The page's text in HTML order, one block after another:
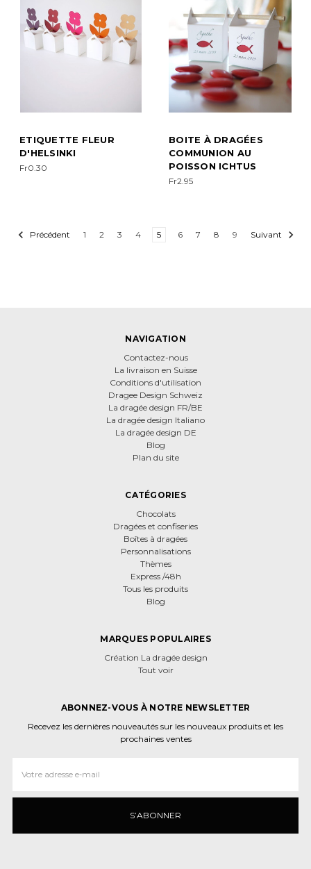
ETIQUETTE FLEUR
D'HELSINKI
Fr0.30
BOITE À DRAGÉES
COMMUNION AU
POISSON ICHTUS
Fr2.95
Précédent 1 2 3 4 5 6 7 8 9 Suivant
NAVIGATION
Contactez-nous
La livraison en Suisse
Conditions d'utilisation
Dragee Design Schweiz
La dragée design FR/BE
La dragée design Italiano
La dragée design DE
Blog
Plan du site
CATÉGORIES
Chocolats
Dragées et confiseries
Boîtes à dragées
Personnalisations
Thèmes
Express /48h
Tous les produits
Blog
MARQUES POPULAIRES
Création La dragée design
Tout voir
ABONNEZ-VOUS À NOTRE NEWSLETTER
Recevez les dernières nouveautés sur les nouveaux produits et les
prochaines ventes
e‑mail